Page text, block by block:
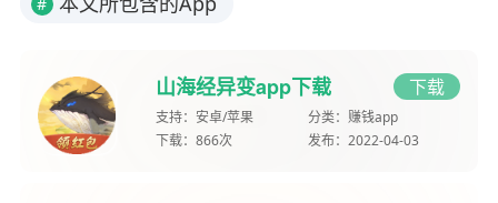
山海经异变app下载 下载
支持： 安卓/苹果 分类： 赚钱app
下载： 866次 发布： 2022-04-03